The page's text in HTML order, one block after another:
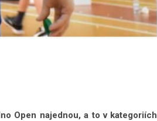
Open najednou, a to v kategoriích